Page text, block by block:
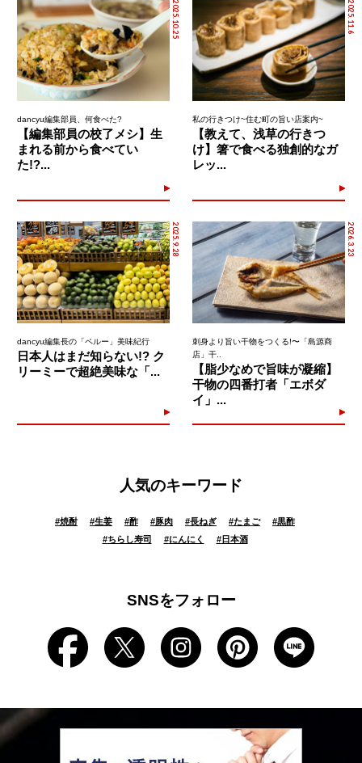
2025.10.25
dancyu編集部員、何食べた?
【編集部員の校了メシ】生
まれる前から食べてい
た!?...
2025.11.6
私の行きつけ~住む町の旨い店案内~
【教えて、浅草の行きつ
け】箸で食べる独創的なガ
レッ...
2025.9.28
dancyu編集長の「ペルー」美味紀行
日本人はまだ知らない!? ク
リーミーで超絶美味な「...
2026.3.23
刺身より旨い干物をつくる!〜「島源商
店」干..
【脂少なめで旨味が凝縮】
干物の四番打者「エボダ
イ」...
人気のキーワード
#焼酎 #生姜 #酢 #豚肉 #長ねぎ #たまご #黒酢
#ちらし寿司 #にんにく #日本酒
SNSをフォロー